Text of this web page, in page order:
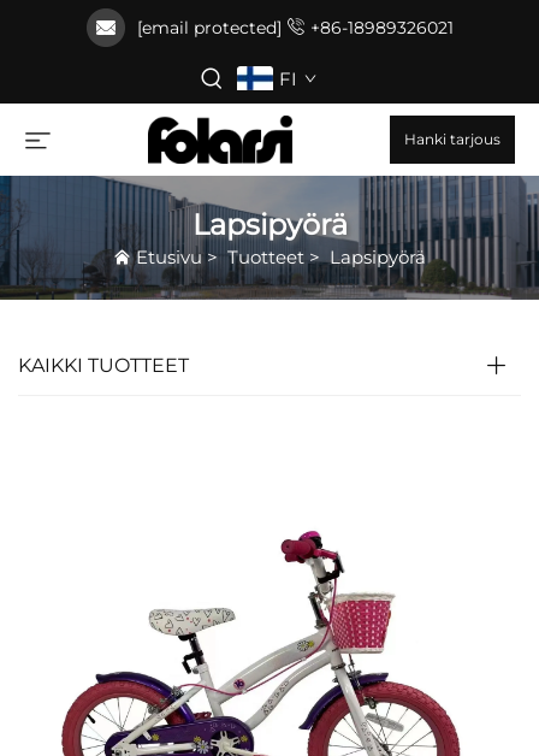
[email protected] +86-18989326021
FI
Hanki tarjous
Lapsipyörä
Etusivu > Tuotteet >Lapsipyörä
KAIKKI TUOTTEET